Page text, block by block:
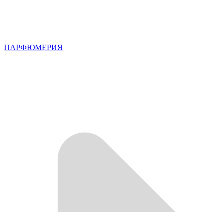
ПАРФЮМЕРИЯ